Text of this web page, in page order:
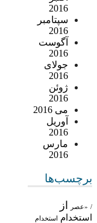
2016
سپتامبر
2016
آگوست
2016
جولای
2016
ژوئن
2016
می 2016
آوریل
2016
مارس
2016
برچسب‌ها
/ «عصر از
استخدام استخدام